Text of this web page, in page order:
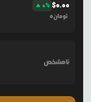
0% $0.00
0تومان
نامشخص